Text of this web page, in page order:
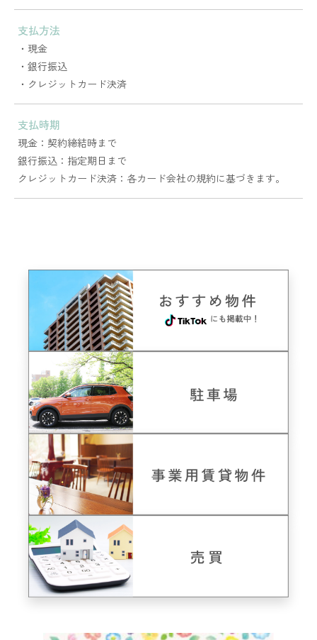
支払方法
・現金
・銀行振込
・クレジットカード決済
支払時期
現金：契約締結時まで
銀行振込：指定期日まで
クレジットカード決済：各カード会社の規約に基づきます。